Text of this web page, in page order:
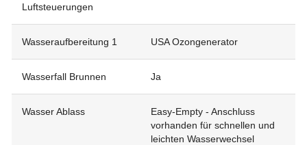
Luftsteuerungen
Wasseraufbereitung 1 USA Ozongenerator
Wasserfall Brunnen Ja
Wasser Ablass
Easy-Empty - Anschluss
vorhanden für schnellen und
leichten Wasserwechsel